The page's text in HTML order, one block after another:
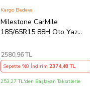
Milestone CarMile
185/65R15 88H Oto Yaz
Kargo Bedava
2580,96 TL
Sepette %8 İndirim2374,48 TL
253,27 TL'den Başlayan Taksitlerle